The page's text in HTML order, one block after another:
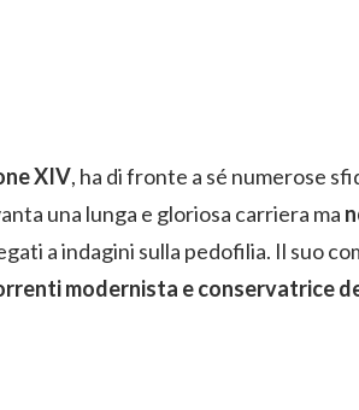
XIV, ha di fronte a sé numerose
una lunga e gloriosa carriera ma
a indagini sulla pedofilia. Il suo
modernista e conservatrice